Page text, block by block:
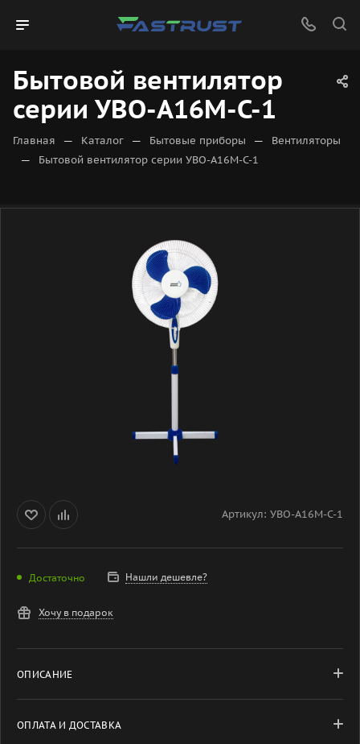
Бытовой вентилятор
серии УВО-A16М-С-1
Главная — Каталог — Бытовые приборы — Вентиляторы
— Бытовой вентилятор серии УВО-A16М-С-1
Артикул: УВО-A16М-С-1
Достаточно Нашли дешевле?
Хочу в подарок
ОПИСАНИЕ
ОПЛАТА И ДОСТАВКА